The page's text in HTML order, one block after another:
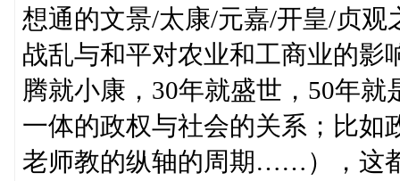
想通的文景/太康/元嘉/开皇/贞
战乱与和平对农业和工商业的影
腾就小康，30年就盛世，50年
一体的政权与社会的关系；比如
老师教的纵轴的周期……），这